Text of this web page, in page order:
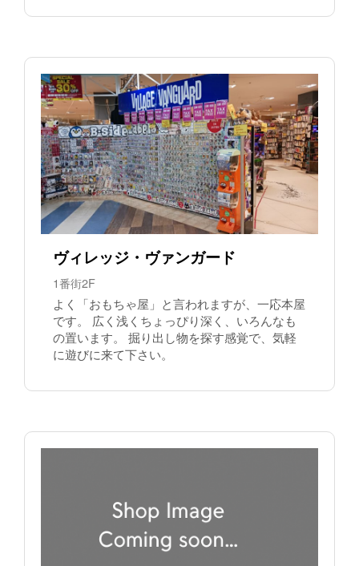
ヴィレッジ・ヴァンガード
1番街2F
よく「おもちゃ屋」と言われますが、一応本屋
です。 広く浅くちょっぴり深く、いろんなも
の置います。 掘り出し物を探す感覚で、気軽
に遊びに来て下さい。